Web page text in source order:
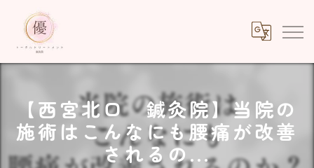
【西宮北口 鍼灸院】当院の
施術はこんなにも腰痛が改善
されるの...